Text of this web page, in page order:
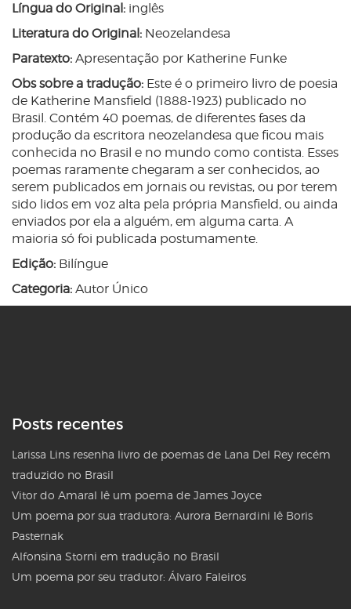
Língua do Original: inglês
Literatura do Original: Neozelandesa
Paratexto: Apresentação por Katherine Funke
Obs sobre a tradução: Este é o primeiro livro de poesia
de Katherine Mansfield (1888-1923) publicado no
Brasil. Contém 40 poemas, de diferentes fases da
produção da escritora neozelandesa que ficou mais
conhecida no Brasil e no mundo como contista. Esses
poemas raramente chegaram a ser conhecidos, ao
serem publicados em jornais ou revistas, ou por terem
sido lidos em voz alta pela própria Mansfield, ou ainda
enviados por ela a alguém, em alguma carta. A
maioria só foi publicada postumamente.
Edição: Bilíngue
Categoria: Autor Único
Posts recentes
Larissa Lins resenha livro de poemas de Lana Del Rey recém
traduzido no Brasil
Vitor do Amaral lê um poema de James Joyce
Um poema por sua tradutora: Aurora Bernardini lê Boris
Pasternak
Alfonsina Storni em tradução no Brasil
Um poema por seu tradutor: Álvaro Faleiros